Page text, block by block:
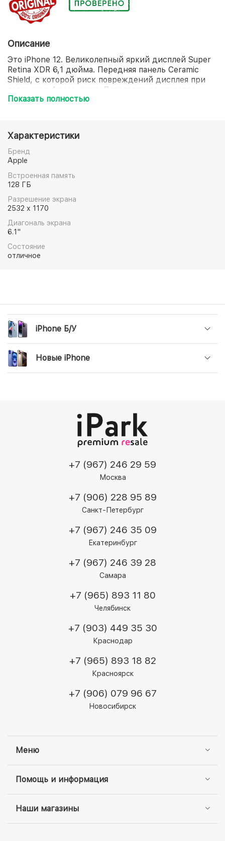
Описание
Это iPhone 12. Великолепный яркий дисплей Super
Retina XDR 6,1 дюйма. Передняя панель Ceramic
Shield, с которой риск повреждений дисплея при
падении в 4 раза ниже. Потрясающее качество
снимков при слабом освещении благодаря Ночному
качества в стандарте Dolby Vision. Мощный
процессор A14 Bionic. И аксессуары MagSafe,
которые мгновенно примагничиваются и
обеспечивают более быструю беспроводную
зарядку. Другими словами, вас ждут яркие
открытия.
Показать полностью
Характеристики
Бренд
Apple
Встроенная память
128 ГБ
Разрешение экрана
2532 x 1170
Диагональ экрана
6.1"
Состояние
отличное
iPhone Б/У
Новые iPhone
Меню
Помощь и информация
Наши магазины
+7 (967) 246 29 59
Москва
+7 (906) 228 95 89
Санкт-Петербург
+7 (967) 246 35 09
Екатеринбург
+7 (967) 246 39 28
Самара
+7 (965) 893 11 80
Челябинск
+7 (903) 449 35 30
Краснодар
+7 (965) 893 18 82
Красноярск
+7 (906) 079 96 67
Новосибирск